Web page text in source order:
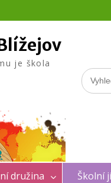
je škola
Search
for:
družina
Školní